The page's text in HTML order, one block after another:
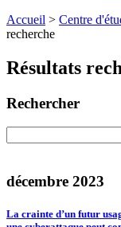
Accueil > Centre
recherche
Résultats
Rechercher
décembre 2023
La crainte d’un futur